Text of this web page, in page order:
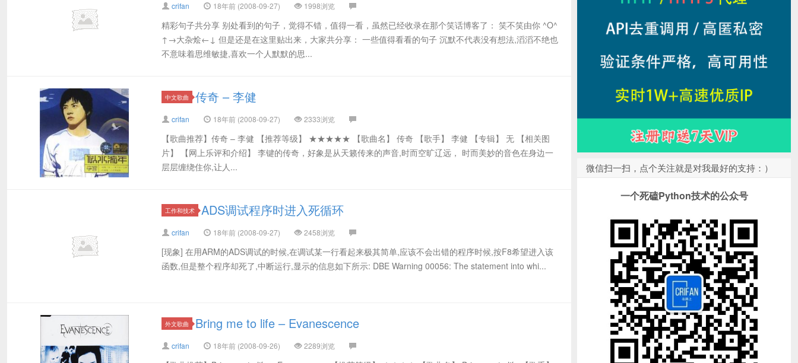
crifan 18年前 (2008-09-27) 1998浏览
精彩句子共分享 别处看到的句子，觉得不错，值得一看，虽然已经收录在那个笑话博客了： 笑不笑由你 ^O^
↑→大杂烩←↓ 但是还是在这里贴出来，大家共分享： 一些值得看看的句子 沉默不代表没有想法,滔滔不绝也
不意味着思维敏捷,喜欢一个人默默的思...
中文歌曲 传奇 – 李健
crifan 18年前 (2008-09-27) 2333浏览
【歌曲推荐】传奇 – 李健 【推荐等级】 ★★★★★ 【歌曲名】 传奇 【歌手】 李健 【专辑】 无 【相关图
片】 【网上乐评和介绍】 李键的传奇，好象是从天籁传来的声音,时而空旷辽远， 时而美妙的音色在身边一
层层缠绕住你,让人...
工作和技术 ADS调试程序时进入死循环
crifan 18年前 (2008-09-27) 2458浏览
[现象] 在用ARM的ADS调试的时候,在调试某一行看起来极其简单,应该不会出错的程序时候,按F8希望进入该
函数,但是整个程序却死了,中断运行,显示的信息如下所示: DBE Warning 00056: The statement into whi...
外文歌曲 Bring me to life – Evanescence
crifan 18年前 (2008-09-26) 2289浏览
微信扫一扫，点个关注就是对我最好的支持：）
一个死磕Python技术的公众号